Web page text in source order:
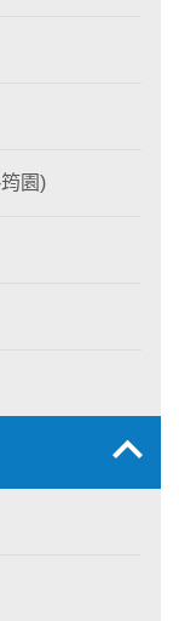
園)